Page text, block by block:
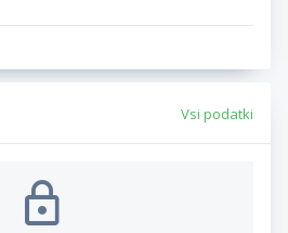
Vsi podatki